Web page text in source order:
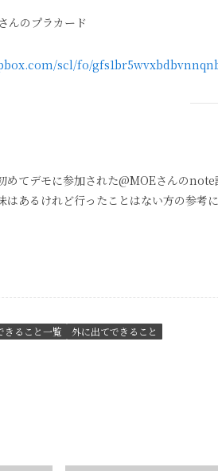
さんのプラカード
scl/fo/
めてデモに参加された@MOEさんのnote
はあるけれど行ったことはない方の参考に
きること一覧 外に出てできること